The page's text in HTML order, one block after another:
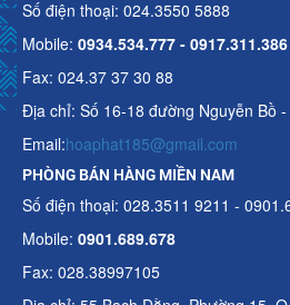
Số điện thoại: 024.3550 5888
Mobile: 0934.534.777 - 0917.311.386
Fax: 024.37 37 30 88
Địa chỉ: Số 16-18 đường Nguyễn Bồ
Email:hoaphat185@gmail.com
PHÒNG BÁN HÀNG MIỀN NAM
Số điện thoại: 028.3511 9211 -
Mobile: 0901.689.678
Fax: 028.38997105